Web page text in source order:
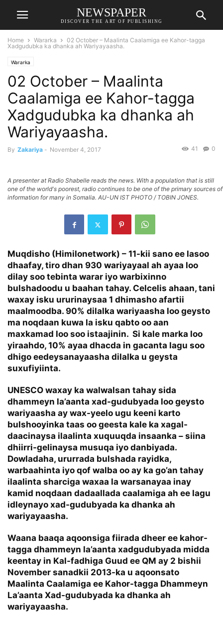
NEWSPAPER
DISCOVER THE ART OF PUBLISHING
Home Wararka
02 October – Maalinta Caalamiga ee Kahor-tagga
Xadgudubka ka dhanka ah Wariyayaasha.
Wararka
02 October – Maalinta
Caalamiga ee Kahor-tagga
Xadgudubka ka dhanka ah
Wariyayaasha.
By Zakariya - November 4, 2017 0
41
A presenter at Radio Shabelle reads the news. With a population that is still
one of the world's poorest, radio continues to be one of the primary sources of
information for many in Somalia. AU-UN IST PHOTO / TOBIN JONES.
Muqdisho (Himilonetwork) – 11-kii sano ee lasoo
dhaafay, tiro dhan 930 wariyayaal ah ayaa loo
dilay soo tebinta warar iyo warbixinno
bulshadoodu u baahan tahay. Celcelis ahaan, tani
waxay isku ururinaysaa 1 dhimasho afartii
maalmoodba. 90% dilalka wariyaasha loo geysto
ma noqdaan kuwa la isku qabto oo aan
maxkamad loo soo istaajinin. Si kale marka loo
yiraahdo, 10% ayaa dhacda in gacanta lagu soo
dhigo eedeysanayaasha dilalka u geysta
suxufiyiinta.
UNESCO waxay ka walwalsan tahay sida
dhammeyn la’aanta xad-gudubyada loo geysto
wariyaasha ay wax-yeelo ugu keeni karto
bulshooyinka taas oo geesta kale ka xagal-
daacinaysa ilaalinta xuquuqda insaanka – siina
dhiirri-gelinaysa musuqa iyo danbiyada.
Dowladaha, ururrada bulshada rayidka,
warbaahinta iyo qof walba oo ay ka go’an tahay
ilaalinta sharciga waxaa la warsanayaa inay
kamid noqdaan dadaallada caalamiga ah ee lagu
idleynayo xad-gudubyada ka dhanka ah
wariyayaasha.
Waana baaqa aqoonsiga fiirada dheer ee kahor-
tagga dhammeyn la’aanta xadgudubyada midda
keentay in Kal-fadhiga Guud ee QM ay 2 bishii
November sanadkii 2013-ka u aqoonsato
Maalinta Caalamiga ee Kahor-tagga Dhammeyn
La’aanta Xad-gudubyada ka dhanka ah
wariyayaasha.